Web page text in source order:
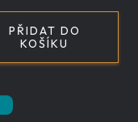
PŘIDAT DO
KOŠÍKU